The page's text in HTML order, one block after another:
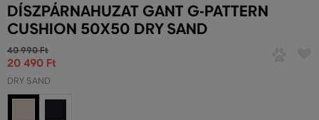
DÍSZPÁRNAHUZAT GANT G-PATTERN
CUSHION 50X50 DRY SAND
40 990 Ft
20 490 Ft
DRY SAND